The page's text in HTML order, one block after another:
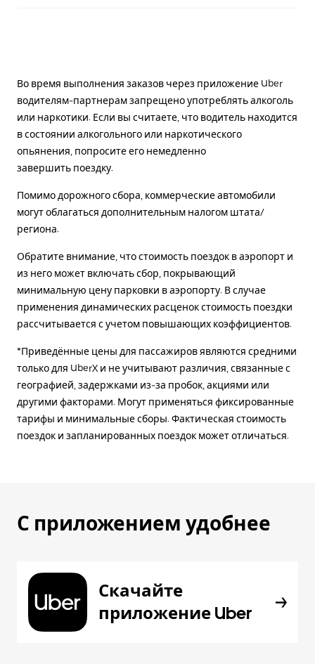
Во время выполнения заказов через приложение Uber
водителям-партнерам запрещено употреблять алкоголь
или наркотики. Если вы считаете, что водитель находится
в состоянии алкогольного или наркотического
опьянения, попросите его немедленно
завершить поездку.
Помимо дорожного сбора, коммерческие автомобили
могут облагаться дополнительным налогом штата/
региона.
Обратите внимание, что стоимость поездок в аэропорт и
из него может включать сбор, покрывающий
минимальную цену парковки в аэропорту. В случае
применения динамических расценок стоимость поездки
рассчитывается с учетом повышающих коэффициентов.
*Приведённые цены для пассажиров являются средними
только для UberX и не учитывают различия, связанные с
географией, задержками из-за пробок, акциями или
другими факторами. Могут применяться фиксированные
тарифы и минимальные сборы. Фактическая стоимость
поездок и запланированных поездок может отличаться.
С приложением удобнее
Скачайте
приложение Uber